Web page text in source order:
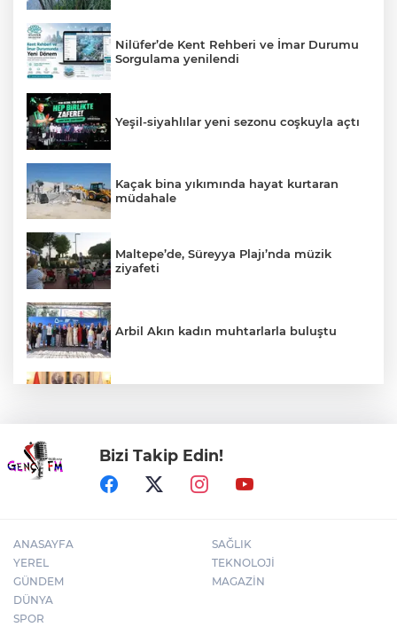
Nilüfer’de Kent Rehberi ve İmar Durumu
Sorgulama yenilendi
Yeşil-siyahlılar yeni sezonu coşkuyla açtı
Kaçak bina yıkımında hayat kurtaran
müdahale
Maltepe’de, Süreyya Plajı’nda müzik
ziyafeti
Arbil Akın kadın muhtarlarla buluştu
ABB'den mevsimlik tarım işçilerine
sağlık buluşması
Bizi Takip Edin!
ANASAYFA
YEREL
GÜNDEM
DÜNYA
SPOR
SAĞLIK
TEKNOLOJİ
MAGAZİN